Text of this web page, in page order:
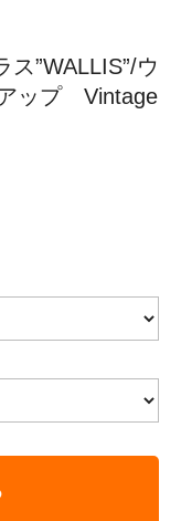
”WALLIS”/ウ
ップ Vintage